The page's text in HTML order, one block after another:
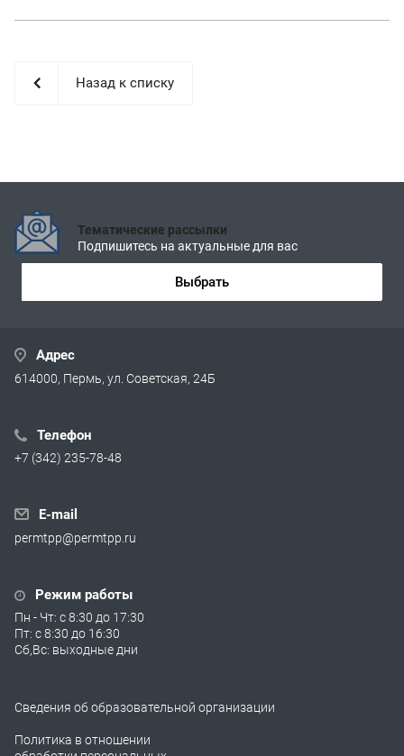
Назад к списку
Тематические рассылки
Подпишитесь на актуальные для вас
Выбрать
Адрес
614000, Пермь, ул. Советская, 24Б
Телефон
+7 (342) 235-78-48
E-mail
permtpp@permtpp.ru
Режим работы
Пн - Чт: с 8:30 до 17:30
Пт: с 8:30 до 16:30
Сб,Вс: выходные дни
Сведения об образовательной организации
Политика в отношении